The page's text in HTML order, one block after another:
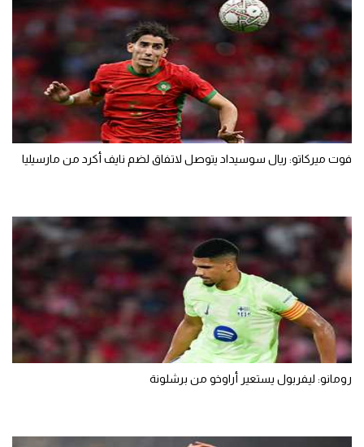
فوت ميركاتو: ريال سوسيداد يتوصل لاتفاق لضم نايف أكرد من مارسيليا
رومانو: ليفربول يستعير أراوخو من برشلونة